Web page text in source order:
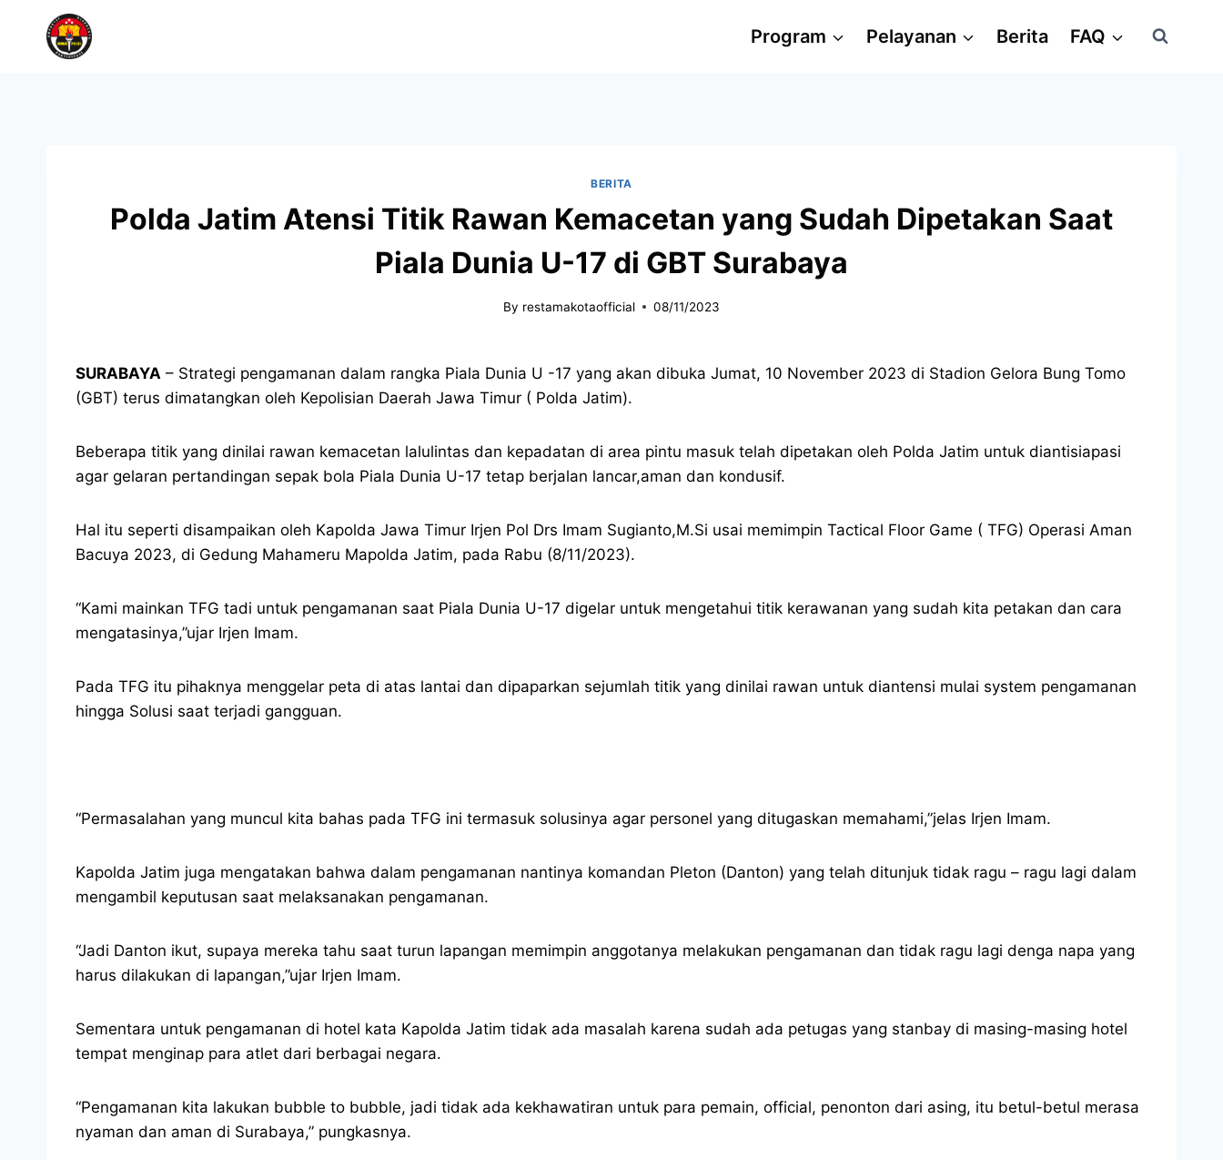
Program Pelayanan Berita FAQ
BERITA
Polda Jatim Atensi Titik Rawan Kemacetan yang Sudah Dipetakan Saat
Piala Dunia U-17 di GBT Surabaya
By restamakotaofficial 08/11/2023
SURABAYA – Strategi pengamanan dalam rangka Piala Dunia U -17 yang akan dibuka Jumat, 10 November 2023 di Stadion Gelora Bung Tomo
(GBT) terus dimatangkan oleh Kepolisian Daerah Jawa Timur ( Polda Jatim).
Beberapa titik yang dinilai rawan kemacetan lalulintas dan kepadatan di area pintu masuk telah dipetakan oleh Polda Jatim untuk diantisiapasi
agar gelaran pertandingan sepak bola Piala Dunia U-17 tetap berjalan lancar,aman dan kondusif.
Hal itu seperti disampaikan oleh Kapolda Jawa Timur Irjen Pol Drs Imam Sugianto,M.Si usai memimpin Tactical Floor Game ( TFG) Operasi Aman
Bacuya 2023, di Gedung Mahameru Mapolda Jatim, pada Rabu (8/11/2023).
“Kami mainkan TFG tadi untuk pengamanan saat Piala Dunia U-17 digelar untuk mengetahui titik kerawanan yang sudah kita petakan dan cara
mengatasinya,”ujar Irjen Imam.
Pada TFG itu pihaknya menggelar peta di atas lantai dan dipaparkan sejumlah titik yang dinilai rawan untuk diantensi mulai system pengamanan
hingga Solusi saat terjadi gangguan.
“Permasalahan yang muncul kita bahas pada TFG ini termasuk solusinya agar personel yang ditugaskan memahami,”jelas Irjen Imam.
Kapolda Jatim juga mengatakan bahwa dalam pengamanan nantinya komandan Pleton (Danton) yang telah ditunjuk tidak ragu – ragu lagi dalam
mengambil keputusan saat melaksanakan pengamanan.
“Jadi Danton ikut, supaya mereka tahu saat turun lapangan memimpin anggotanya melakukan pengamanan dan tidak ragu lagi denga napa yang
harus dilakukan di lapangan,”ujar Irjen Imam.
Sementara untuk pengamanan di hotel kata Kapolda Jatim tidak ada masalah karena sudah ada petugas yang stanbay di masing-masing hotel
tempat menginap para atlet dari berbagai negara.
“Pengamanan kita lakukan bubble to bubble, jadi tidak ada kekhawatiran untuk para pemain, official, penonton dari asing, itu betul-betul merasa
nyaman dan aman di Surabaya,” pungkasnya.